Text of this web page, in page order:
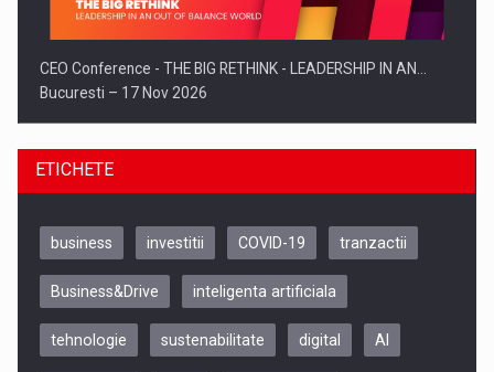
CEO Conference - THE BIG RETHINK - LEADERSHIP IN AN…
Bucuresti – 17 Nov 2026
ETICHETE
business investitii COVID-19 tranzactii
Business&Drive inteligenta artificiala
tehnologie sustenabilitate digital AI